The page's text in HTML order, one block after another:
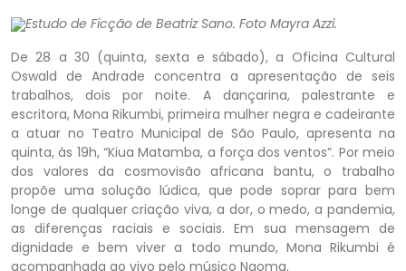
Estudo de Ficção de Beatriz Sano. Foto Mayra Azzi.
De 28 a 30 (quinta, sexta e sábado), a Oficina Cultural
Oswald de Andrade concentra a apresentação de seis
trabalhos, dois por noite. A dançarina, palestrante e
escritora, Mona Rikumbi, primeira mulher negra e cadeirante
a atuar no Teatro Municipal de São Paulo, apresenta na
quinta, às 19h, “Kiua Matamba, a força dos ventos”. Por meio
dos valores da cosmovisão africana bantu, o trabalho
propõe uma solução lúdica, que pode soprar para bem
longe de qualquer criação viva, a dor, o medo, a pandemia,
as diferenças raciais e sociais. Em sua mensagem de
dignidade e bem viver a todo mundo, Mona Rikumbi é
acompanhada ao vivo pelo músico Ngoma.